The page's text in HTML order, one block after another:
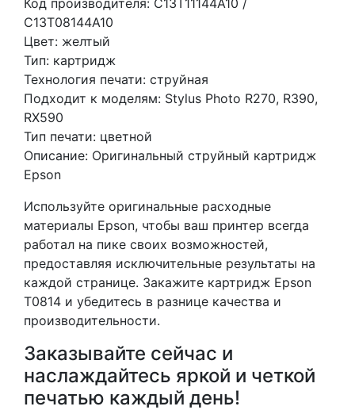
Код производителя: C13T11144A10 /
C13T08144A10
Цвет: желтый
Тип: картридж
Технология печати: струйная
Подходит к моделям: Stylus Photo R270, R390,
RX590
Тип печати: цветной
Описание: Оригинальный струйный картридж
Epson
Используйте оригинальные расходные
материалы Epson, чтобы ваш принтер всегда
работал на пике своих возможностей,
предоставляя исключительные результаты на
каждой странице. Закажите картридж Epson
T0814 и убедитесь в разнице качества и
производительности.
Заказывайте сейчас и
наслаждайтесь яркой и четкой
печатью каждый день!